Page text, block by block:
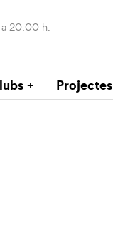
20:00 h.
Projectes